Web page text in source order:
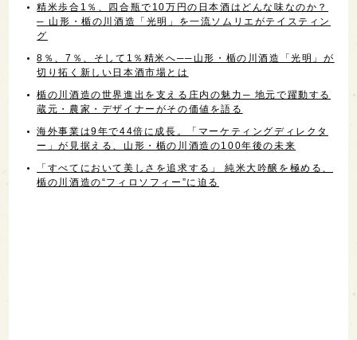
精米歩合1％、四合瓶で10万円の日本酒はどんな味なのか？
─ 山形・楯の川酒造「光明」を一流ソムリエがテイスティン
グ
8％、7％、そして1％精米へ──山形・楯の川酒造「光明」が
切り拓く新しい日本酒市場とは
楯の川酒造の世界進出を支える庄内の魅力─ 地元で躍動する
蔵元・農家・デザイナーがその価値を語る
海外事業は9年で44倍に成長。「マーケティングディレクタ
ー」が見据える、山形・楯の川酒造の100年後の未来
「すべてにおいて美しさを追求する」 純米大吟醸を極める、
楯の川酒造の“フィロソフィー”に迫る